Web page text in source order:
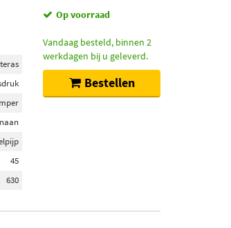
45
630
Op voorraad
Vandaag besteld, binnen 2
werkdagen bij u geleverd.
Bestellen